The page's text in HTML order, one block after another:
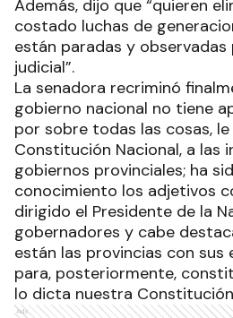
Además, dijo que “quieren
costado luchas de
están paradas y
judicial”.
La senadora recriminó
gobierno nacional no tiene
por sobre todas las cosas,
Constitución Nacional, a las
gobiernos provinciales; ha
conocimiento los adjetivos
dirigido el Presidente de la
gobernadores y cabe
están las provincias con sus
para, posteriormente,
lo dicta nuestra
Ads